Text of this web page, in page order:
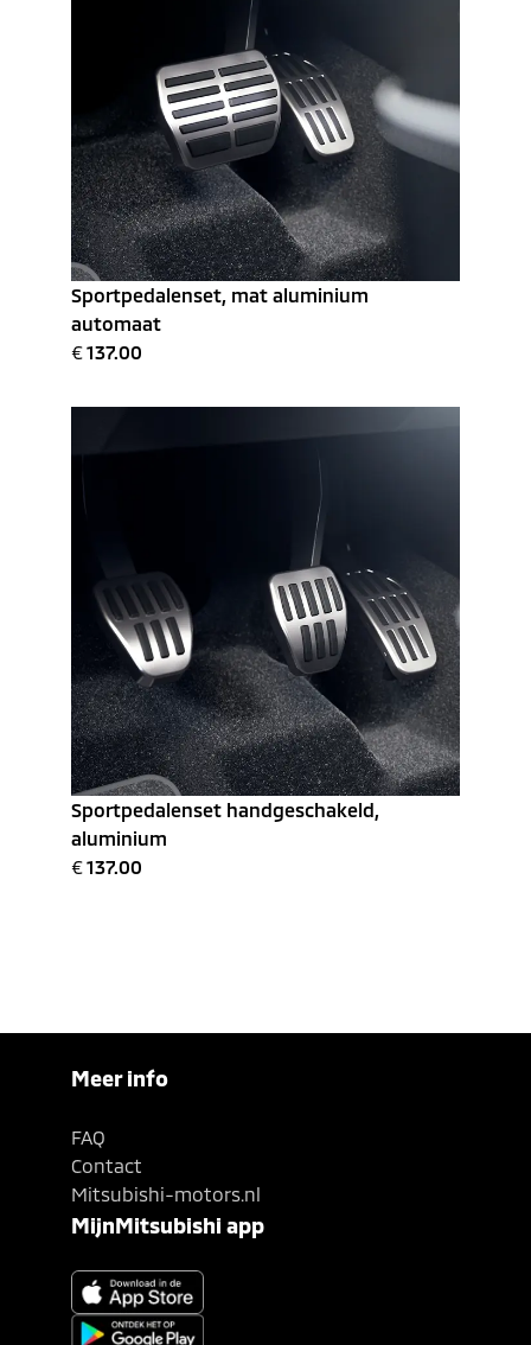
Sportpedalenset, mat aluminium
automaat
€137.00
Sportpedalenset handgeschakeld,
aluminium
€137.00
Meer info
FAQ
Contact
Mitsubishi-motors.nl
MijnMitsubishi app